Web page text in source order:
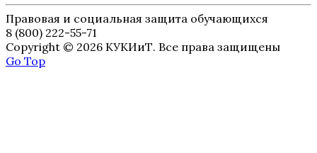
Правовая и социальная защита обучающихся
8 (800) 222-55-71
Copyright © 2026 КУКИиТ. Все права защищены
Go Top